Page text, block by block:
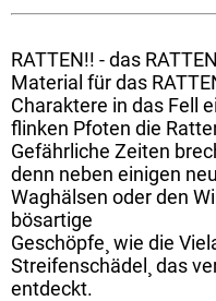
RATTEN!! - das
Material für das
Charaktere in das Fell
flinken Pfoten die
Gefährliche Zeiten
denn neben einigen
Waghälsen oder den
bösartige
Geschöpfe¸ wie die
Streifenschädel¸ das
entdeckt.